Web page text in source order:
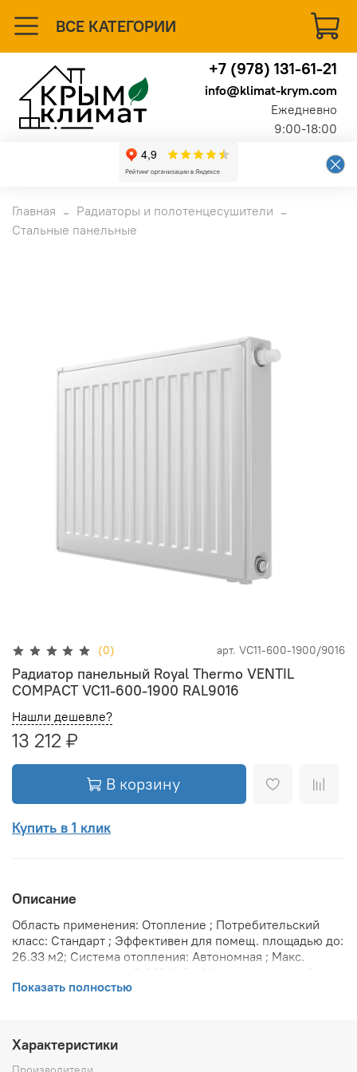
ВСЕ КАТЕГОРИИ
+7 (978) 131-61-21
info@klimat-krym.com
Ежедневно
9:00-18:00
Главная
Радиаторы и полотенцесушители
Стальные панельные
(0) арт. VC11-600-1900/9016
Радиатор панельный Royal Thermo VENTIL
COMPACT VC11-600-1900 RAL9016
Нашли дешевле?
13 212 ₽
В корзину
Купить в 1 клик
Описание
Область применения: Отопление ; Потребительский
класс: Стандарт ; Эффективен для помещ. площадью до:
26.33 м2; Система отопления: Автономная ; Макс.
давление: 10 бар; Предельное давление: 25 бар;
размещения: Горизонтальное ; Вид установки
(крепления): Настенная ; Макс. температура
теплоносителя: 120 °С; Межосевое расстояние: 50 мм;
Показать полностью
Характеристики